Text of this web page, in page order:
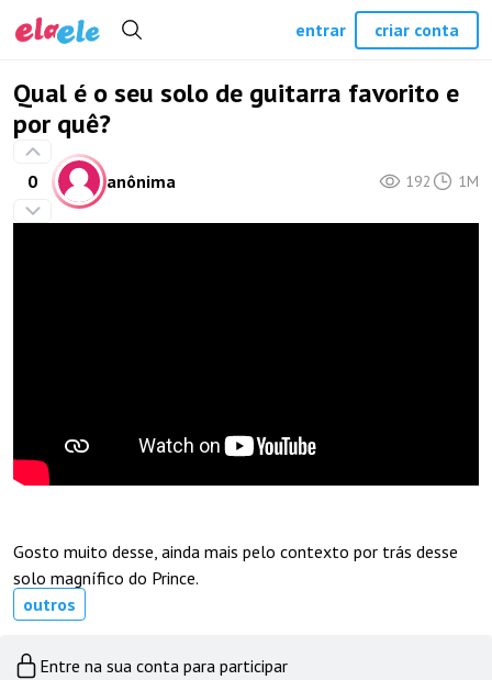
Qual é o seu solo de guitarra favorito e
por quê?
0 anônima 192 1M
Gosto muito desse, ainda mais pelo contexto por trás desse
solo magnífico do Prince.
outros
Entre na sua conta para participar
entrar criar conta